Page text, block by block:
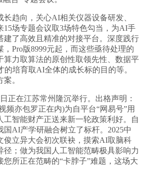
趋向，关心AI相关仪器设备研发、
15场专题会议取3场特色勾当，为AI手
建了高效且精准的对接平台。深度践行
，Pro版8999元起，而这些亟待处理的
算力取算法的原创性取领先性、数据平
培育取AI全体的成长标的目的等。
。
在江苏常州隆沉举行。出格声明：
频亦包罗正在内)为自平台“网易号”用
工智能财产正送来新一轮政策利好。自
国AI产学研融合树立了标杆。2025中
俊立异大会初次联袂，摸索AI取脑科
径；做为我国人工智能范畴极具影响力
您所正在范畴的“卡脖子”难题，这场大